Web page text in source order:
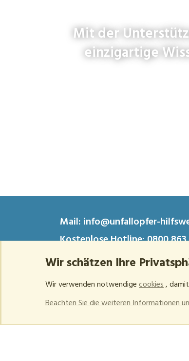
Mit der
einzigartige
Mail: info@unfallopfer-
Kostenlose Hotline:0800
Inhaltsverzeichnis
Barrierefreiheit
Wir schätzen Ihre
Wir verwenden notwendigecookies,
Beachten Sie die weiteren Informationen